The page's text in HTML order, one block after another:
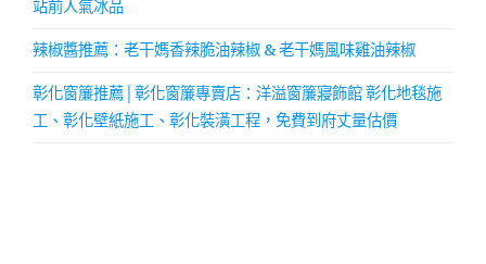
站前人氣冰品
辣椒醬推薦：老干媽香辣脆油辣椒 & 老干媽風味雞油辣椒
彰化窗簾推薦│彰化窗簾專賣店：洋溢窗簾寢飾館 彰化地毯施
工、彰化壁紙施工、彰化裝潢工程，免費到府丈量估價